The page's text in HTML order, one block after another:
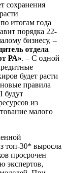
сохранения
итогам года
порядка 22-
бизнесу, –
отдела
РА». – С одной
будет расти
правила
будут
из
малого
топ-30* выросла
просрочен
экспертов,